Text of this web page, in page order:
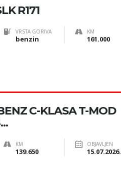
R171
VRSTA GORIVA
benzin
KM
161.000
C-KLASA T-MOD
KM
139.650
OBJAVLJEN
15.07.2026.